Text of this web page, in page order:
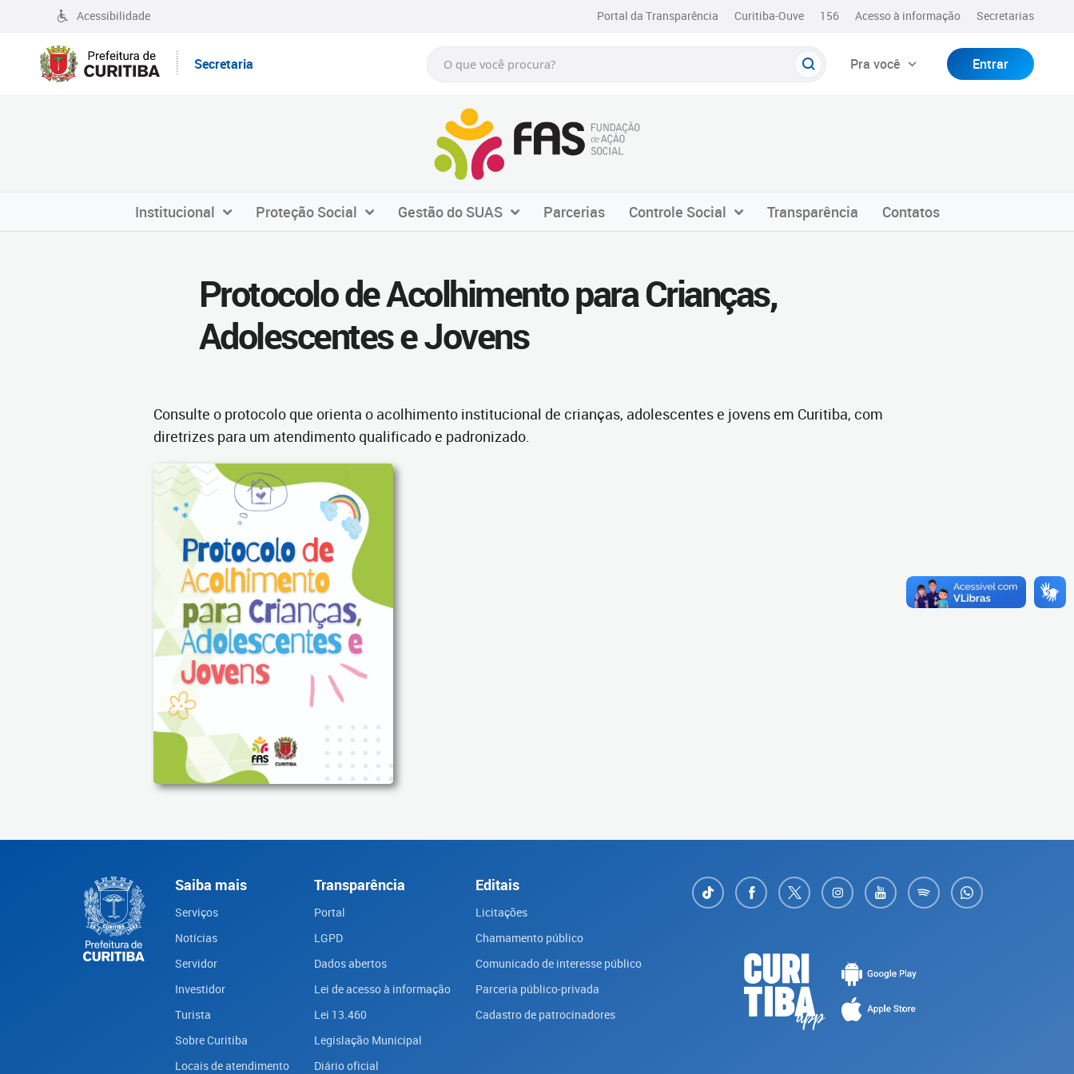
Acessibilidade Portal da Transparência Curitiba-Ouve 156 Acesso à informação Secretarias
Secretaria Pra você Entrar
Institucional Proteção Social Gestão do SUAS Parcerias Controle Social Transparência Contatos
Protocolo de Acolhimento para Crianças,
Adolescentes e Jovens
Consulte o protocolo que orienta o acolhimento institucional de crianças, adolescentes e jovens em Curitiba, com
diretrizes para um atendimento qualificado e padronizado.
Saiba mais
Serviços
Notícias
Servidor
Investidor
Turista
Sobre Curitiba
Locais de atendimento
Transparência
Portal
LGPD
Dados abertos
Lei de acesso à informação
Lei 13.460
Legislação Municipal
Diário oficial
Editais
Licitações
Chamamento público
Comunicado de interesse público
Parceria público-privada
Cadastro de patrocinadores